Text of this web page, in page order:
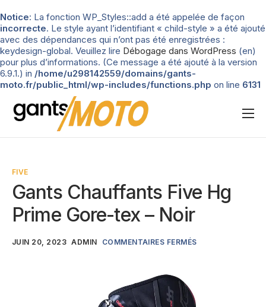
Notice: La fonction WP_Styles::add a été appelée de façon
incorrecte. Le style ayant l’identifiant « child-style » a été ajouté
avec des dépendances qui n’ont pas été enregistrées :
keydesign-global. Veuillez lire Débogage dans WordPress (en)
pour plus d’informations. (Ce message a été ajouté à la version
6.9.1.) in /home/u298142559/domains/gants-
moto.fr/public_html/wp-includes/functions.php on line 6131
Nos tests
Types de gants
Guide d’achat
FIVE
Gants Chauffants Five Hg
Prime Gore-tex – Noir
JUIN 20, 2023 ADMIN COMMENTAIRES FERMÉS